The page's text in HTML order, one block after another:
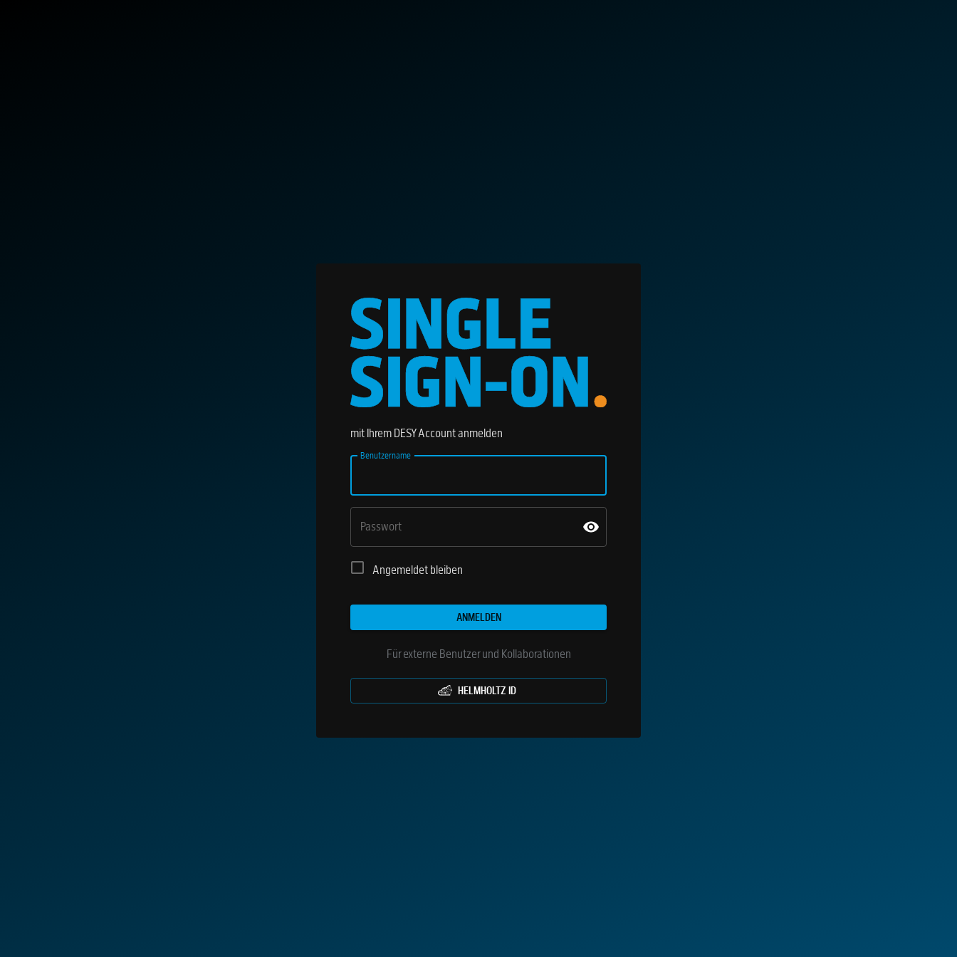
mit Ihrem DESY Account anmelden
Benutzername
Passwort
Angemeldet bleiben
ANMELDEN
Für externe Benutzer und Kollaborationen
HELMHOLTZ ID